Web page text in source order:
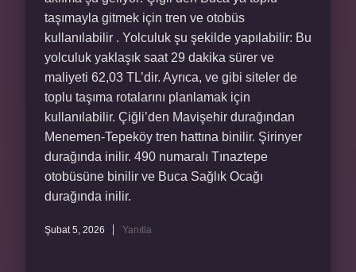
taşımayla gitmek için tren ve otobüs
kullanılabilir . Yolculuk şu şekilde yapılabilir: Bu
yolculuk yaklaşık saat 29 dakika sürer ve
maliyeti 62,03 TL’dir. Ayrıca, ve gibi siteler de
toplu taşıma rotalarını planlamak için
kullanılabilir. Çiğli’den Mavişehir durağından
Menemen-Tepeköy tren hattına binilir. Şirinyer
durağında inilir. 490 numaralı Tınaztepe
otobüsüne binilir ve Buca Sağlık Ocağı
durağında inilir.
Şubat 5, 2026 Yanıtla